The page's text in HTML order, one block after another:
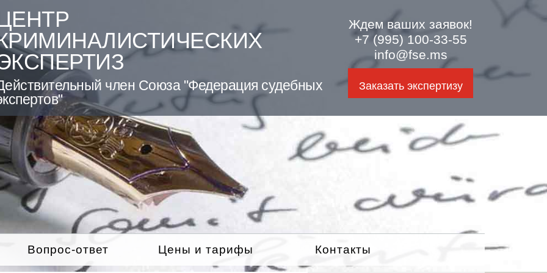
член Союза "Федерация судебных
Ждем ваших заявок!
+7 (995) 100-33-55
info@fse.ms
Заказать экспертизу
Вопрос-ответ Цены и тарифы Контакты